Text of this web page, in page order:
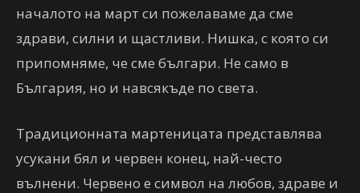
началото на март си пожелаваме да сме
здрави, силни и щастливи. Нишка, с която си
припомняме, че сме българи. Не само в
България, но и навсякъде по света.
Традиционната мартеницата представлява
усукани бял и червен конец, най-често
вълнени. Червено е символ на любов, здраве и